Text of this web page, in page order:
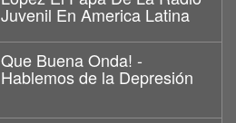
Juvenil En America Latina
Que Buena Onda! -
Hablemos de la Depresión